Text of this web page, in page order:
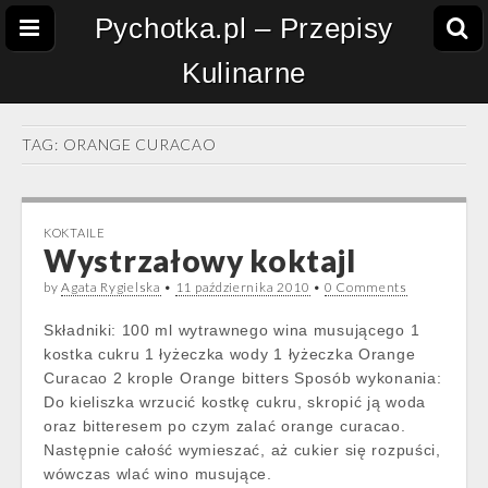
Pychotka.pl – Przepisy
Kulinarne
TAG: ORANGE CURACAO
KOKTAILE
Wystrzałowy koktajl
byAgata Rygielska • 11 października 2010 • 0 Comments
Składniki: 100 ml wytrawnego wina musującego 1
kostka cukru 1 łyżeczka wody 1 łyżeczka Orange
Curacao 2 krople Orange bitters Sposób wykonania:
Do kieliszka wrzucić kostkę cukru, skropić ją woda
oraz bitteresem po czym zalać orange curacao.
Następnie całość wymieszać, aż cukier się rozpuści,
wówczas wlać wino musujące.